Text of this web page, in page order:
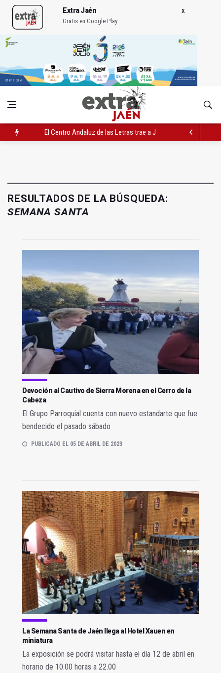
Extra Jaén
Gratis en Google Play
El Centro Andaluz de las Letras trae a Jaén al filósofo Omar
RESULTADOS DE LA BÚSQUEDA:
SEMANA SANTA
Devoción al Cautivo de Sierra Morena en el Cerro de la
Cabeza
El Grupo Parroquial cuenta con nuevo estandarte que fue
bendecido el pasado sábado
PUBLICADO EL 05 DE ABRIL DE 2023
La Semana Santa de Jaén llega al Hotel Xauen en
miniatura
La exposición se podrá visitar hasta el día 12 de abril en
horario de 10.00 horas a 22.00